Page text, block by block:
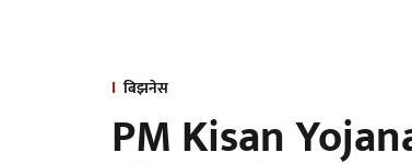
बिझनेस
PM Kisan